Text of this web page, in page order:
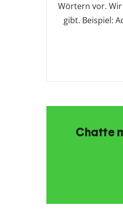
Wörtern vor. Wir
gibt. Beispiel:
Chatte